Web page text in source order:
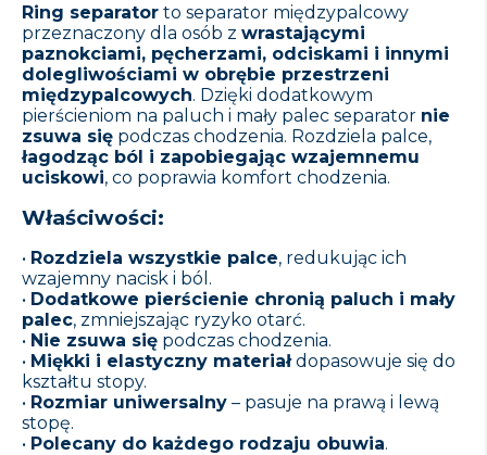
Ring separator to separator międzypalcowy
przeznaczony dla osób z wrastającymi
paznokciami, pęcherzami, odciskami i innymi
dolegliwościami w obrębie przestrzeni
międzypalcowych. Dzięki dodatkowym
pierścieniom na paluch i mały palec separator nie
zsuwa się podczas chodzenia. Rozdziela palce,
łagodząc ból i zapobiegając wzajemnemu
uciskowi, co poprawia komfort chodzenia.
Właściwości:
• Rozdziela wszystkie palce, redukując ich
wzajemny nacisk i ból.
• Dodatkowe pierścienie chronią paluch i mały
palec, zmniejszając ryzyko otarć.
• Nie zsuwa się podczas chodzenia.
• Miękki i elastyczny materiałdopasowuje się do
kształtu stopy.
• Rozmiar uniwersalny – pasuje na prawą i lewą
stopę.
• Polecany do każdego rodzaju obuwia.